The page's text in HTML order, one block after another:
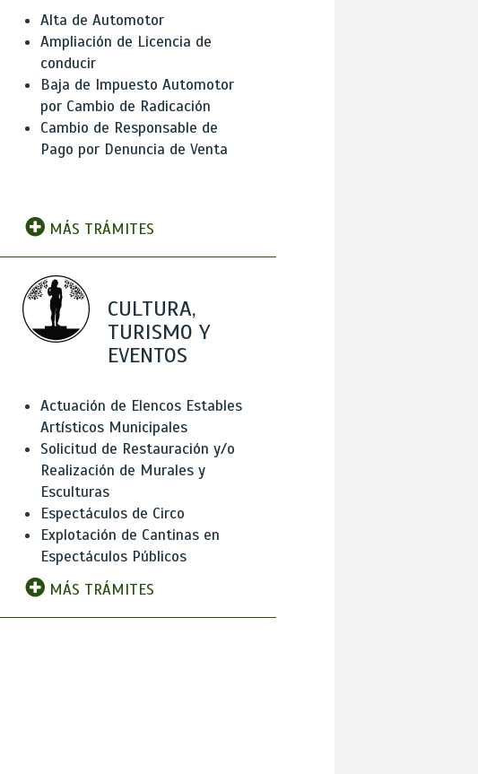
Alta de Automotor
Ampliación de Licencia de
conducir
Baja de Impuesto Automotor
por Cambio de Radicación
Cambio de Responsable de
Pago por Denuncia de Venta
MÁS TRÁMITES
CULTURA,
TURISMO Y
EVENTOS
Actuación de Elencos Estables
Artísticos Municipales
Solicitud de Restauración y/o
Realización de Murales y
Esculturas
Espectáculos de Circo
Explotación de Cantinas en
Espectáculos Públicos
MÁS TRÁMITES